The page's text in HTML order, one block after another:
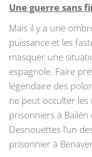
Une guerre sans
Mais il y a une
puissance et les
masquer une
espagnole. Faire
légendaire des
ne peut occulter les
prisonniers à
Desnouettes l’un
prisonnier à